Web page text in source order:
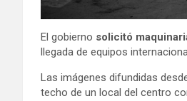
El gobierno solicitó
llegada de equipos
Las imágenes difundidas
techo de un local del centro